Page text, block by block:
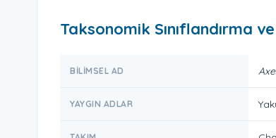
Taksonomik Sınıflandırma
BILIMSEL AD
YAYGIN ADLAR